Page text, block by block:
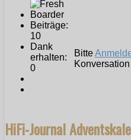
Beiträge:
10
Dank
erhalten:
0
Bitte
HiFi-Journal